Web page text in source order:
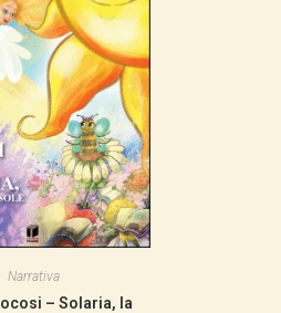
Narrativa
– Solaria, la